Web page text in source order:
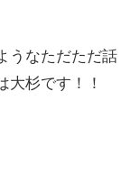
うなただただ話
大杉です！！